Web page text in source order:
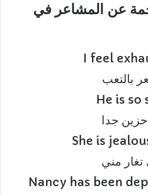
عن المشاعر في
I feel
بالتعب
He is so
جدا
She is
مني
Nancy has been